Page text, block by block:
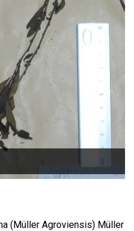
(Müller Agroviensis) Müller